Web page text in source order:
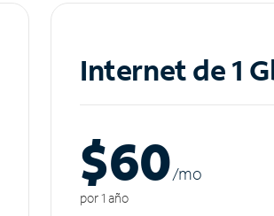
Internet de 1
$60/mo
por 1 año